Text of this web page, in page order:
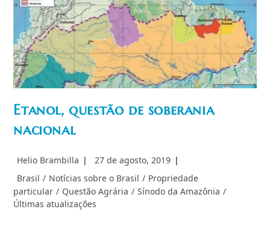
Etanol, questão de soberania
nacional
Autor
post:
Helio Brambilla
Post
27 de agosto, 2019
Categoria
do
post:
Brasil / Notícias sobre o Brasil / Propriedade
particular / Questão Agrária / Sínodo da Amazônia /
Últimas atualizações